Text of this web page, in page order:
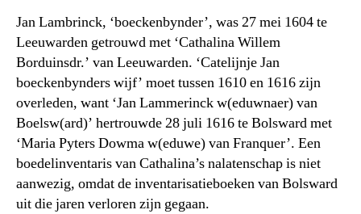
Jan Lambrinck, ‘boeckenbynder’, was 27 mei 1604 te
Leeuwarden getrouwd met ‘Cathalina Willem
Borduinsdr.’ van Leeuwarden. ‘Catelijnje Jan
boeckenbynders wijf’ moet tussen 1610 en 1616 zijn
overleden, want ‘Jan Lammerinck w(eduwnaer) van
Boelsw(ard)’ hertrouwde 28 juli 1616 te Bolsward met
‘Maria Pyters Dowma w(eduwe) van Franquer’. Een
boedelinventaris van Cathalina’s nalatenschap is niet
aanwezig, omdat de inventarisatieboeken van Bolsward
uit die jaren verloren zijn gegaan.